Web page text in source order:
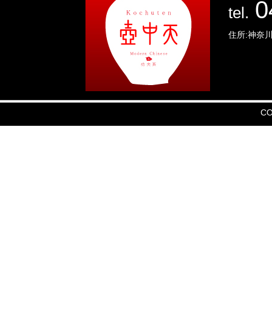
tel.
住所:神奈